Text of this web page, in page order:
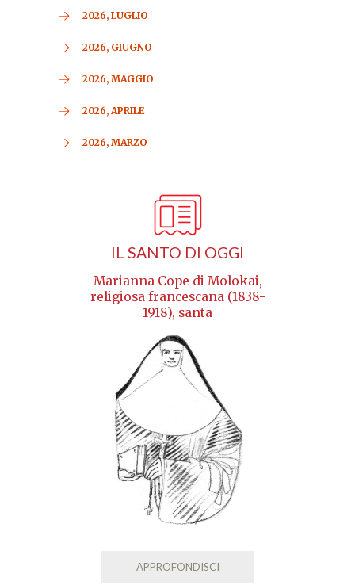
2026, LUGLIO
2026, GIUGNO
2026, MAGGIO
2026, APRILE
2026, MARZO
IL SANTO DI OGGI
Marianna Cope di Molokai,
religiosa francescana (1838-
1918), santa
APPROFONDISCI